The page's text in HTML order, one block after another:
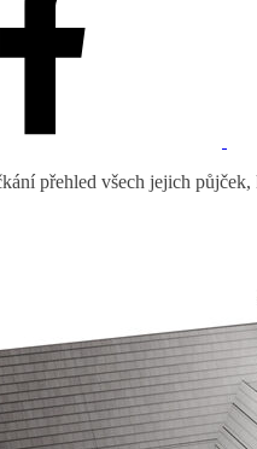
přehled všech jejich